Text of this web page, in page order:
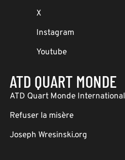
X
Instagram
Youtube
ATD QUART MONDE
ATD Quart Monde International
Refuser la misère
Joseph Wresinski.org